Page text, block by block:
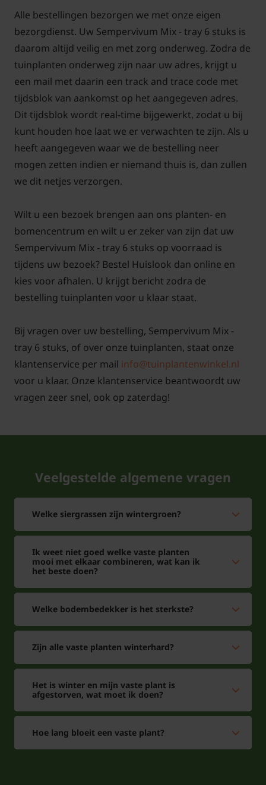
Alle bestellingen bezorgen we met onze eigen
bezorgdienst. Uw Sempervivum Mix - tray 6 stuks is
daarom altijd veilig en met zorg onderweg. Zodra de
tuinplanten onderweg zijn naar uw adres, krijgt u
een mail met daarin een track and trace code met
tijdsblok van aankomst op het aangegeven adres.
Dit tijdsblok wordt real-time bijgewerkt, zodat u bij
kunt houden hoe laat we er verwachten te zijn. Als u
heeft aangegeven waar we de bestelling neer
mogen zetten indien er niemand thuis is, dan zullen
we dit netjes verzorgen.
Wilt u een bezoek brengen aan ons planten- en
bomencentrum en wilt u er zeker van zijn dat uw
Sempervivum Mix - tray 6 stuks op voorraad is
tijdens uw bezoek? Bestel Huislook dan online en
kies voor afhalen. U krijgt bericht zodra de
bestelling tuinplanten voor u klaar staat.
Bij vragen over uw bestelling, Sempervivum Mix -
tray 6 stuks, of over onze tuinplanten, staat onze
klantenservice per mail info@tuinplantenwinkel.nl
voor u klaar. Onze klantenservice beantwoordt uw
vragen zeer snel, ook op zaterdag!
Veelgestelde algemene vragen
Welke siergrassen zijn wintergroen?
Ik weet niet goed welke vaste planten
mooi met elkaar combineren, wat kan ik
het beste doen?
Welke bodembedekker is het sterkste?
Zijn alle vaste planten winterhard?
Het is winter en mijn vaste plant is
afgestorven, wat moet ik doen?
Hoe lang bloeit een vaste plant?